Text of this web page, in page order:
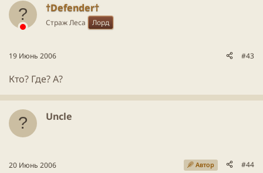
†Defender†
Страж Леса Лорд
19 Июнь 2006 #43
Кто? Где? А?
Uncle
20 Июнь 2006 Автор #44